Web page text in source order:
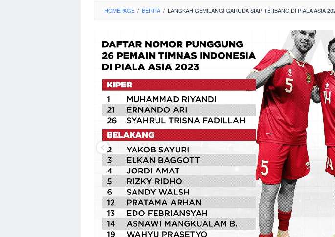
HOMEPAGE / BERITA / LANGKAH GEMILANG! GARUDA SIAP TERBANG DI PIALA ASIA